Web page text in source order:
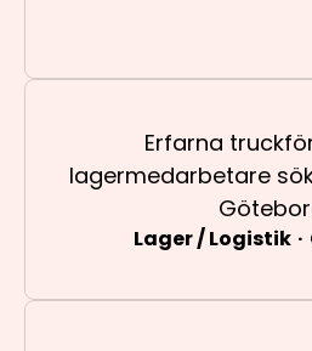
Erfarna
lagermedarbetare
Lager / Logistik ·